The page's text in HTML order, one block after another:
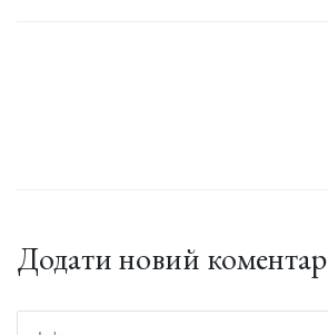
Додати новий коментар